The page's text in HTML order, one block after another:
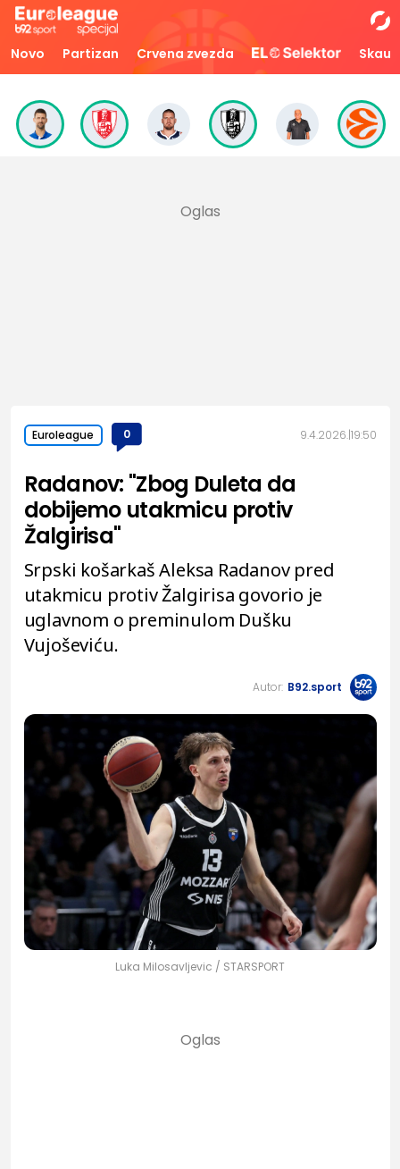
Novo Partizan Crvena zvezda Skaut
Euroleague 0 9.4.2026. 19:50
Radanov: "Zbog Duleta da
dobijemo utakmicu protiv
Žalgirisa"
Srpski košarkaš Aleksa Radanov pred
utakmicu protiv Žalgirisa govorio je
uglavnom o preminulom Dušku
Vujoševiću.
Autor: B92.sport
Luka Milosavljevic / STARSPORT